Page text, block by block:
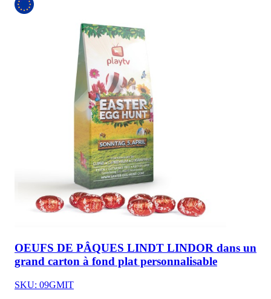
OEUFS DE PÂQUES LINDT LINDOR dans un
grand carton à fond plat personnalisable
SKU: 09GMIT